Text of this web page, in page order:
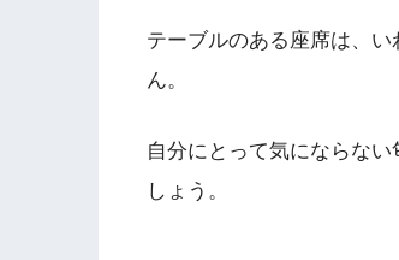
テーブルのある座席は、
ん。
自分にとって気にならな
しょう。